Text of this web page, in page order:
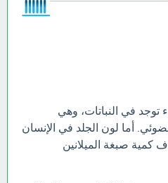
في النباتات، وهي
أما لون الجلد في الإنسان
كمية صبغة الميلانين